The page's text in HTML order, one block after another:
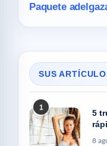
Paquete
SUS
1
5
8